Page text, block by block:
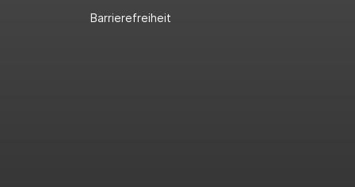
Barrierefreiheit